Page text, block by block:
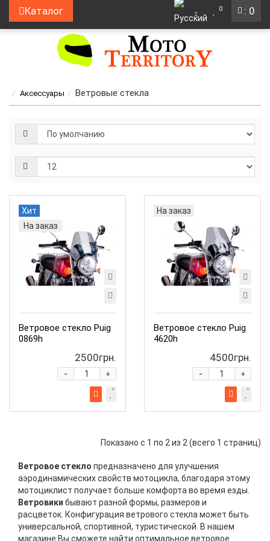
: 0
Каталог 0
Аксессуары Ветровые стекла
Хит
На заказ
Ветровое стекло Puig
0869h
2500грн.
+
-
На заказ
Ветровое стекло Puig
4620h
4500грн.
+
-
Показано с 1 по 2 из 2 (всего 1 страниц)
Ветровое стекло предназначено для улучшения
аэродинамических свойств мотоцикла, благодаря этому
мотоциклист получает больше комфорта во время езды.
Ветровики бывают разной формы, размеров и
расцветок. Конфигурация ветрового стекла может быть
универсальной, спортивной, туристической. В нашем
магазине Вы сможете найти оптимальное ветровое